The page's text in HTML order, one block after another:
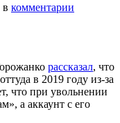
в комментарии
рассказал, что
в 2019 году из-за
что при увольнении
а аккаунт с его